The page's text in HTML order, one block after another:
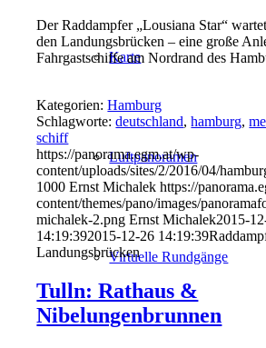
Karte
Luftpanoramen
Virtuelle Rundgänge
Der Raddampfer „Lousiana Star“
den Landungsbrücken – eine große
Fahrgastschiffe am Nordrand des
Kategorien:Hamburg
Schlagworte:deutschland,hamburg,
schiff
https://panorama.egm.at/wp-
content/uploads/sites/2/2016/04/
1000 Ernst Michalek https://
content/themes/pano/images/
michalek-2.png Ernst Michalek2015-
14:19:392015-12-26 14:19:39
Landungsbrücken
Tulln: Rathaus &
Nibelungenbrunnen